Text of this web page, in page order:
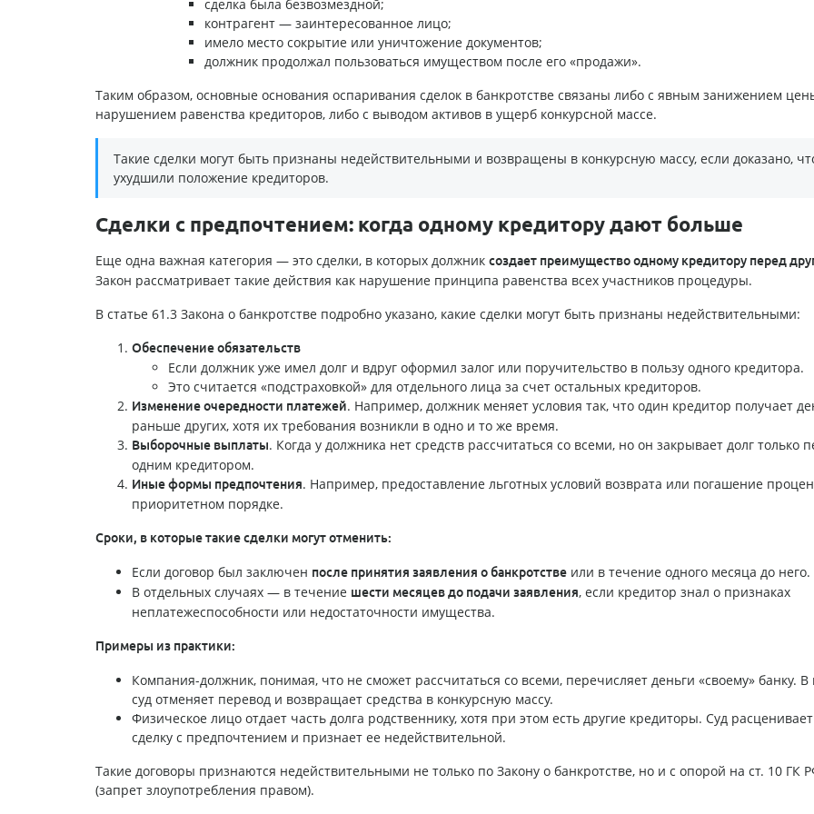
сделка была безвозмездной;
контрагент — заинтересованное лицо;
имело место сокрытие или уничтожение документов;
должник продолжал пользоваться имуществом после его «продажи».
Таким образом, основные основания оспаривания сделок в банкротстве связаны либо с явным занижением
нарушением равенства кредиторов, либо с выводом активов в ущерб конкурсной массе.
Такие сделки могут быть признаны недействительными и возвращены в конкурсную массу, если доказано,
ухудшили положение кредиторов.
Сделки с предпочтением: когда одному кредитору дают больше
Еще одна важная категория — это сделки, в которых должник создает преимущество одному кредитору перед
Закон рассматривает такие действия как нарушение принципа равенства всех участников процедуры.
В статье 61.3 Закона о банкротстве подробно указано, какие сделки могут быть признаны недействительными:
Обеспечение обязательств
Если должник уже имел долг и вдруг оформил залог или поручительство в пользу одного кредитора.
Это считается «подстраховкой» для отдельного лица за счет остальных кредиторов.
Изменение очередности платежей. Например, должник меняет условия так, что один кредитор получает
раньше других, хотя их требования возникли в одно и то же время.
Выборочные выплаты. Когда у должника нет средств рассчитаться со всеми, но он закрывает долг только
одним кредитором.
Иные формы предпочтения. Например, предоставление льготных условий возврата или погашение
приоритетном порядке.
Сроки, в которые такие сделки могут отменить:
Если договор был заключен после принятия заявления о банкротствеили в течение одного месяца до него.
В отдельных случаях — в течение шести месяцев до подачи заявления, если кредитор знал о признаках
неплатежеспособности или недостаточности имущества.
Примеры из практики:
Компания-должник, понимая, что не сможет рассчитаться со всеми, перечисляет деньги «своему» банку. В
суд отменяет перевод и возвращает средства в конкурсную массу.
Физическое лицо отдает часть долга родственнику, хотя при этом есть другие кредиторы. Суд расценивает
сделку с предпочтением и признает ее недействительной.
Такие договоры признаются недействительными не только по Закону о банкротстве, но и с опорой на ст. 10 ГК
(запрет злоупотребления правом).